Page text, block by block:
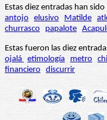
Estas diez entradas han
antojo elusivo Matilde
churrasco
papalote
Estas fueron las diez
ojalá etimología metro
financiero discurrir